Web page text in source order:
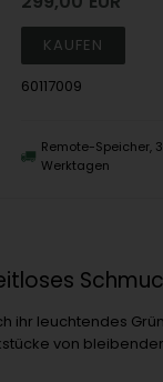
60117009
Remote-Speicher,
Werktagen
ihr leuchtendes
von